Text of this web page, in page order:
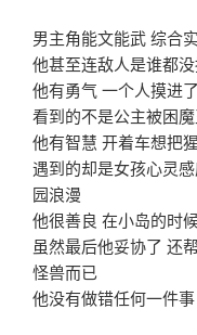
男主角能文能武 综合
他甚至连敌人是谁都
他有勇气 一个人摸进
看到的不是公主被困
他有智慧 开着车想把
遇到的却是女孩心灵
园浪漫
他很善良 在小岛的时
虽然最后他妥协了 还
怪兽而已
他没有做错任何一件